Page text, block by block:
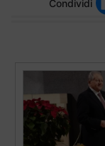
Condividi